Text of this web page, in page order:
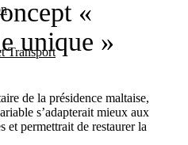
Transport
«
unique »
de la présidence maltaise,
s’adapterait mieux aux
et permettrait de restaurer la